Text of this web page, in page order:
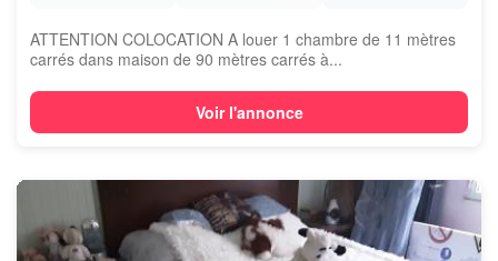
ATTENTION COLOCATION A louer 1 chambre de 11 mètres
carrés dans maison de 90 mètres carrés à...
Voir l'annonce